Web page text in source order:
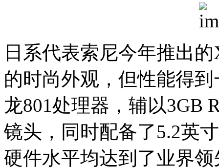
日系代表索尼今年推出
的时尚外观，但性能得
龙801处理器，辅以3GB
镜头，同时配备了5.2英
硬件水平均达到了业界